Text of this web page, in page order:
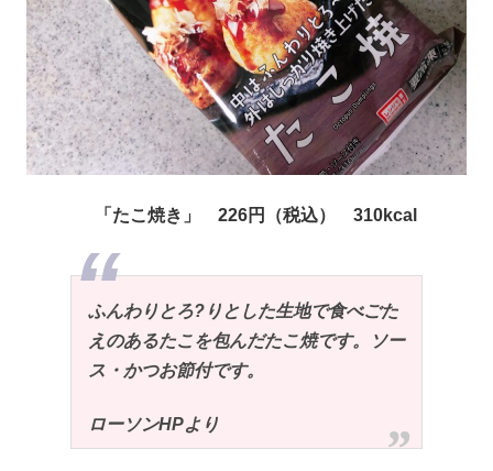
「たこ焼き」 226円（税込） 310kcal
ふんわりとろ?りとした生地で食べごた
えのあるたこを包んだたこ焼です。ソー
ス・かつお節付です。
ローソンHPより